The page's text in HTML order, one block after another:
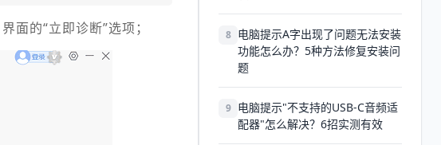
面的“立即诊断”选项； 8 电脑提示A字出现了问题无法安装
功能怎么办？5种方法修复安装问
题
9 电脑提示"不支持的USB-C音频适
配器"怎么解决？6招实测有效